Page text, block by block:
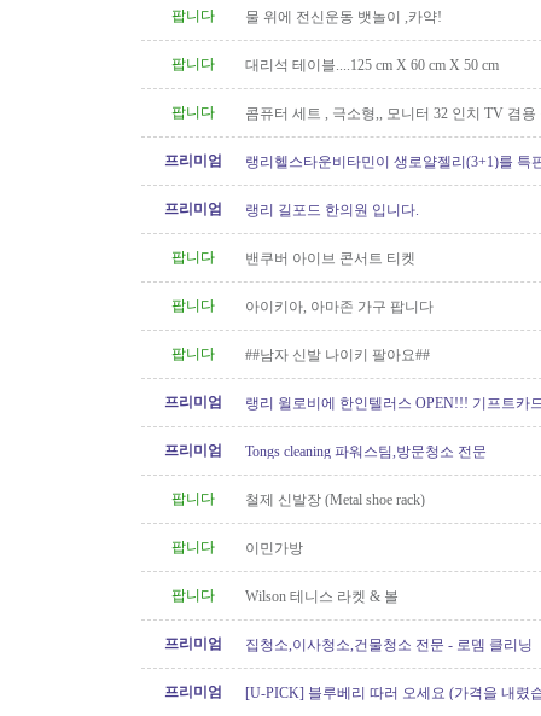
팝니다
물 위에 전신운동 뱃놀이 ,카약!
팝니다 대리석 테이블....125 cm X 60 cm X 50 cm
팝니다 콤퓨터 세트 , 극소형,, 모니터 32 인치 TV 겸용
프리미엄 랭리헬스타운비타민이 생로얄젤리(3+1)를 특
프리미엄 랭리 길포드 한의원 입니다.
팝니다 밴쿠버 아이브 콘서트 티켓
팝니다 아이키아, 아마존 가구 팝니다
팝니다 ##남자 신발 나이키 팔아요##
프리미엄
랭리 윌로비에 한인텔러스 OPEN!!! 기프트카
프리미엄
Tongs cleaning 파워스팀,방문청소 전문
팝니다 철제 신발장 (Metal shoe rack)
팝니다 이민가방
팝니다 Wilson 테니스 라켓 & 볼
프리미엄 집청소,이사청소,건물청소 전문 - 로뎀 클리닝
프리미엄 [U-PICK] 블루베리 따러 오세요 (가격을 내렸